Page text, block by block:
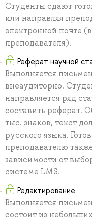
Студенты сдают
или направляя
электронной почте
преподавателя).
Реферат научной
Выполняется
внеаудиторно.
направляется ряд
составить реферат.
тыс. знаков, текст
русского языка.
преподавателю
зависимости от
системе LMS.
Редактирование
Выполняется
состоит из